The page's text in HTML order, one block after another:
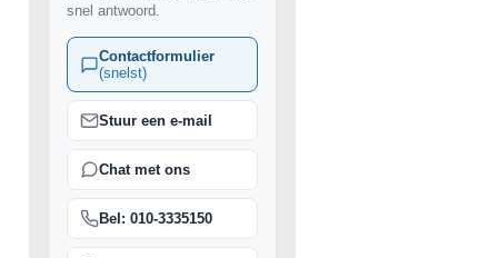
snel antwoord.
Contactformulier
(snelst)
Stuur een e-mail
Chat met ons
Bel: 010-3335150